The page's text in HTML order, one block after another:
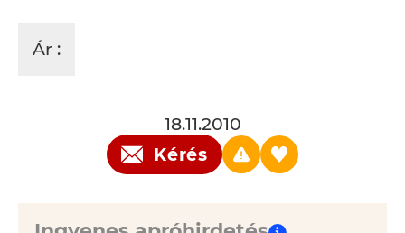
Ár :
18.11.2010
Kérés